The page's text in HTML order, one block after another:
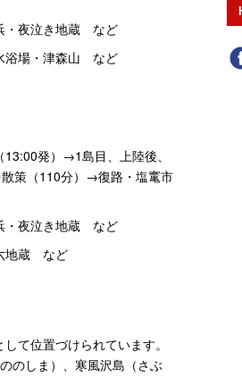
・夜泣き地蔵 など
浴場・津森山 など
発）→1島目、上陸後、
策（110分）→復路・塩竃市
・夜泣き地蔵 など
地蔵 など
て位置づけられています。
のしま）、寒風沢島（さぶ